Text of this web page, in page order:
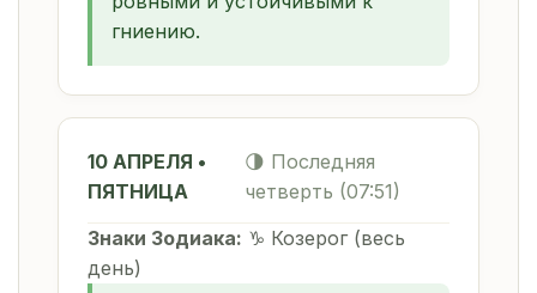
гниению.
10 АПРЕЛЯ •
ПЯТНИЦА
🌗 Последняя
четверть (07:51)
Знаки Зодиака: ♑ Козерог (весь
день)